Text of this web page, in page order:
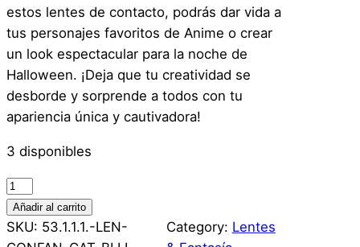
estos lentes de contacto, podrás dar vida a
tus personajes favoritos de Anime o crear
un look espectacular para la noche de
Halloween. ¡Deja que tu creatividad se
desborde y sorprende a todos con tu
apariencia única y cautivadora!
3 disponibles
L
e
n
Añadir al carrito
SKU: 53.1.1.1.-LEN-
Category: Lentes